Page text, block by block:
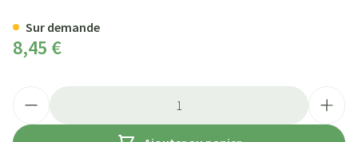
8,45 €
Sur demande